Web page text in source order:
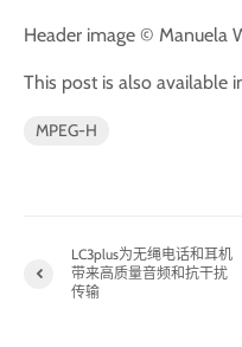
Header image © Manuela
This post is also available
MPEG-H
LC3plus为无绳电话和耳机
带来高质量音频和抗干扰
传输